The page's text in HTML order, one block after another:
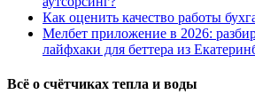
Как оценить качество работы
Мелбет приложение в 2026:
лайфхаки для беттера из
Всё о счётчиках тепла и воды